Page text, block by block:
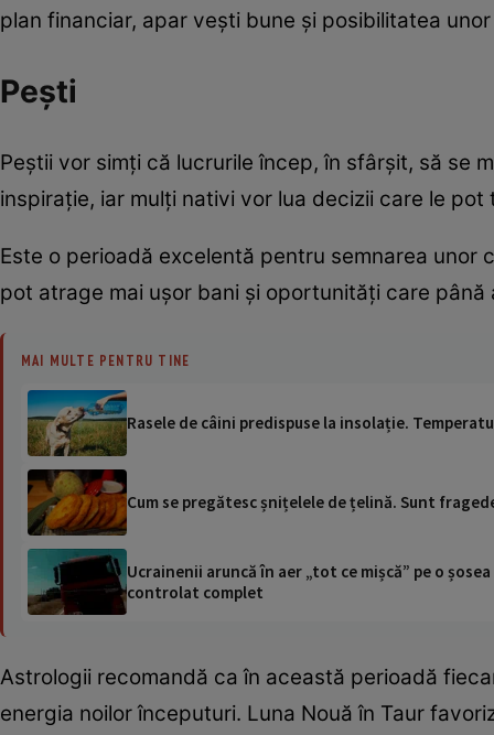
plan financiar, apar vești bune și posibilitatea
Pești
Peștii vor simți că lucrurile încep, în sfârșit, să se
inspirație, iar mulți nativi vor lua decizii care le
Este o perioadă excelentă pentru semnarea
pot atrage mai ușor bani și oportunități care până
MAI MULTE PENTRU TINE
Rasele de câini predispuse la insolație.
Cum se pregătesc șnițelele de țelină. Sunt
Ucrainenii aruncă în aer „tot ce mișcă” pe o
controlat complet
Astrologii recomandă ca în această perioadă
energia noilor începuturi. Luna Nouă în Taur